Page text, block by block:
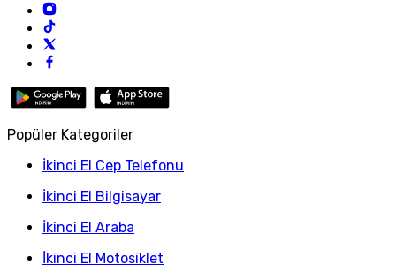
Popüler Kategoriler
İkinci El Cep Telefonu
İkinci El Bilgisayar
İkinci El Araba
İkinci El Motosiklet